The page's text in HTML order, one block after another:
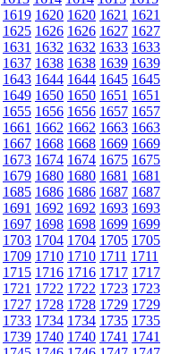
1619 1620 1620 1621 1621
1625 1626 1626 1627 1627
1631 1632 1632 1633 1633
1637 1638 1638 1639 1639
1643 1644 1644 1645 1645
1649 1650 1650 1651 1651
1655 1656 1656 1657 1657
1661 1662 1662 1663 1663
1667 1668 1668 1669 1669
1673 1674 1674 1675 1675
1679 1680 1680 1681 1681
1685 1686 1686 1687 1687
1691 1692 1692 1693 1693
1697 1698 1698 1699 1699
1703 1704 1704 1705 1705
1709 1710 1710 1711 1711
1715 1716 1716 1717 1717
1721 1722 1722 1723 1723
1727 1728 1728 1729 1729
1733 1734 1734 1735 1735
1739 1740 1740 1741 1741